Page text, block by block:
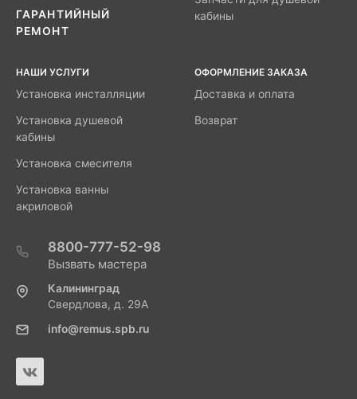
ГАРАНТИЙНЫЙ
РЕМОНТ
кабины
НАШИ УСЛУГИ
Установка инсталляции
Установка душевой
кабины
Установка смесителя
Установка ванны
акриловой
ОФОРМЛЕНИЕ ЗАКАЗА
Доставка и оплата
Возврат
8800-777-52-98
Вызвать мастера
Калининград
Свердлова, д. 29А
info@remus.spb.ru